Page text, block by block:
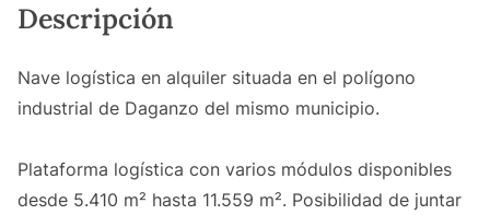
Descripción
Nave logística en alquiler situada en el polígono
industrial de Daganzo del mismo municipio.
Plataforma logística con varios módulos disponibles
desde 5.410 m² hasta 11.559 m². Posibilidad de juntar